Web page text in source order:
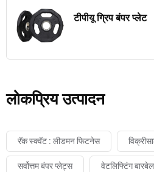
टीपीयू ग्रिप बंपर प्लेट
लोकप्रिय उत्पादन
रॅक स्क्वॅट : लीडमन फिटनेस
सर्वोत्तम बंपर प्लेट्स वेटलिफ्टिंग बारबेल